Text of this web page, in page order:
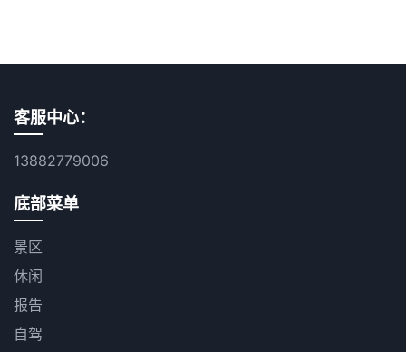
客服中心：
13882779006
底部菜单
景区
休闲
报告
自驾